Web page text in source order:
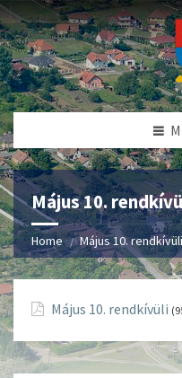
Május 10.
Home Május 10. rendkívüli
Május 10. rendkívüli